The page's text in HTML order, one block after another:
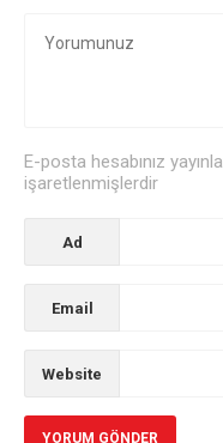
E-posta hesabınız
işaretlenmişlerdir
Ad
Email
Website